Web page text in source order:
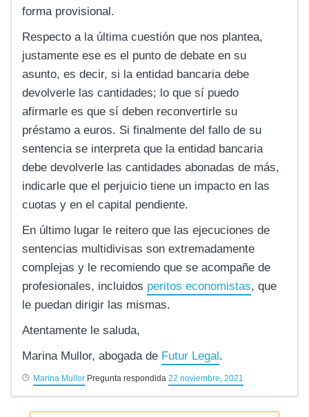
forma provisional.
Respecto a la última cuestión que nos plantea,
justamente ese es el punto de debate en su
asunto, es decir, si la entidad bancaria debe
devolverle las cantidades; lo que sí puedo
afirmarle es que sí deben reconvertirle su
préstamo a euros. Si finalmente del fallo de su
sentencia se interpreta que la entidad bancaria
debe devolverle las cantidades abonadas de más,
indicarle que el perjuicio tiene un impacto en las
cuotas y en el capital pendiente.
En último lugar le reitero que las ejecuciones de
sentencias multidivisas son extremadamente
complejas y le recomiendo que se acompañe de
profesionales, incluidos peritos economistas, que
le puedan dirigir las mismas.
Atentamente le saluda,
Marina Mullor, abogada de Futur Legal.
Marina Mullor Pregunta respondida 22 noviembre, 2021